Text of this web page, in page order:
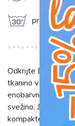
g prati na
Odkrijte Bombažni
tkanino v topli
enobarvni poplin
svežino, živahnost
kompakten, mehak